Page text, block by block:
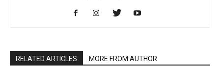
RELATED ARTICLES MORE FROM AUTHOR